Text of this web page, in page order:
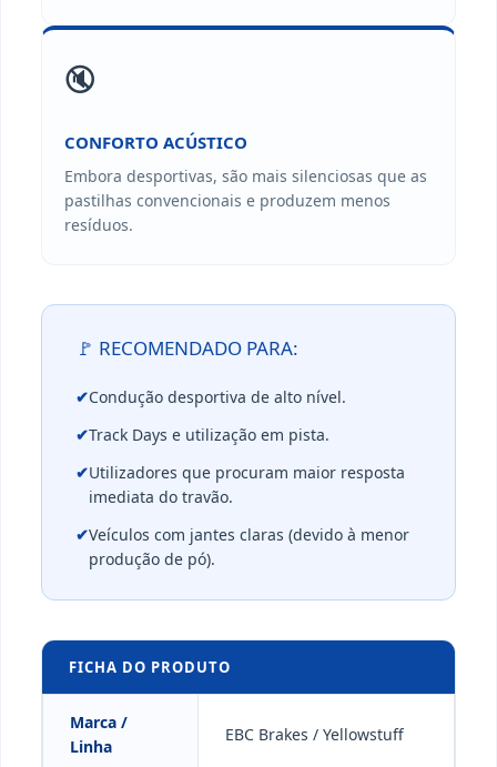
🔇
CONFORTO ACÚSTICO
Embora desportivas, são mais silenciosas que as
pastilhas convencionais e produzem menos
resíduos.
🚩 RECOMENDADO PARA:
✔Condução desportiva de alto nível.
✔Track Days e utilização em pista.
✔Utilizadores que procuram maior resposta
imediata do travão.
✔Veículos com jantes claras (devido à menor
produção de pó).
FICHA DO PRODUTO
Marca /
Linha
EBC Brakes / Yellowstuff